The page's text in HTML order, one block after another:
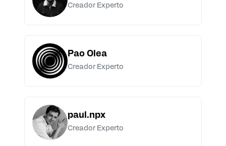
Creador Experto
Pao Olea
Creador Experto
paul.npx
Creador Experto